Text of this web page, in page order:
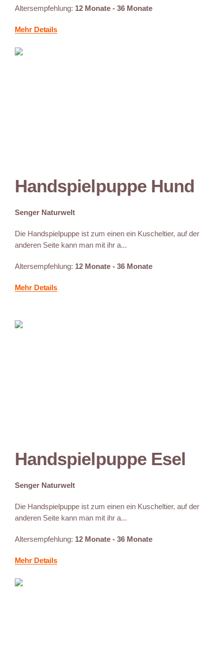
Altersempfehlung: 12 Monate - 36 Monate
Mehr Details
Handspielpuppe Hund
Senger Naturwelt
Die Handspielpuppe ist zum einen ein Kuscheltier, auf der
anderen Seite kann man mit ihr a...
Altersempfehlung: 12 Monate - 36 Monate
Mehr Details
Handspielpuppe Esel
Senger Naturwelt
Die Handspielpuppe ist zum einen ein Kuscheltier, auf der
anderen Seite kann man mit ihr a...
Altersempfehlung: 12 Monate - 36 Monate
Mehr Details